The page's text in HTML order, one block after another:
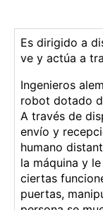
a
e
n
r
a
d
a
Es dirigido a
ve y actúa a
Ingenieros
robot dotado
A través de
envío y
humano
la máquina y
ciertas
puertas,